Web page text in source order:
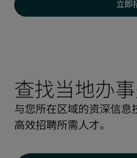
立即
查找当地办
与您所在区域的资深信息
高效招聘所需人才。